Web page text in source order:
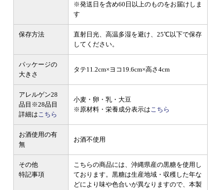
※発送日を含め60日以上のものをお届けしま
す
保存方法
直射日光、高温多湿を避け、25℃以下で保存
してください。
パッケージの
大きさ
タテ11.2cm×ヨコ19.6cm×高さ4cm
アレルゲン28
品目 ※28品目
詳細はこちら
小麦・卵・乳・大豆
※原材料・栄養成分表示はこちら
お酒使用の有
無
お酒不使用
その他
特記事項
こちらの商品には、沖縄県産の黒糖を使用し
ております。黒糖は生産地域・収穫した年な
どにより味や色合いが異なりますので、本製